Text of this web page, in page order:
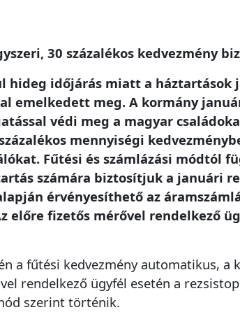
30 százalékos kedvezmény
hideg időjárás miatt a háztartások
emelkedett meg. A kormány
védi meg a magyar
mennyiségi
Fűtési és számlázási módtól
számára biztosítjuk a januári
érvényesíthető az
előre fizetős mérővel rendelkező
a fűtési kedvezmény automatikus, a
rendelkező ügyfél esetén a
szerint történik.